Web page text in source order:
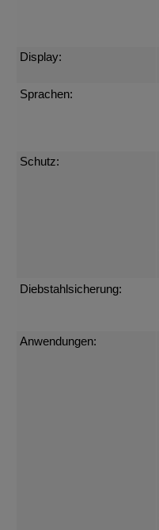
Display:
Sprachen:
Schutz:
Diebstahlsicherung:
Anwendungen: